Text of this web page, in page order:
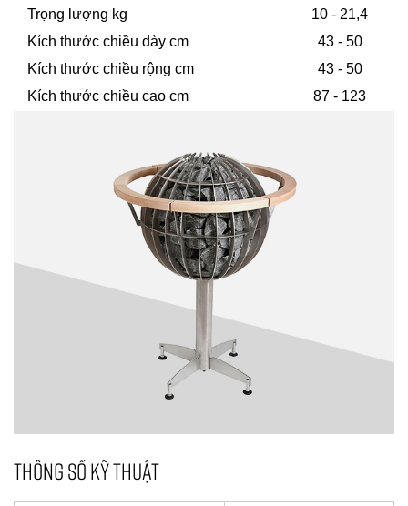
Trọng lượng kg
10 - 21,4
Kích thước chiều dày cm
43 - 50
Kích thước chiều rộng cm
43 - 50
Kích thước chiều cao cm
87 - 123
THÔNG SỐ KỸ THUẬT